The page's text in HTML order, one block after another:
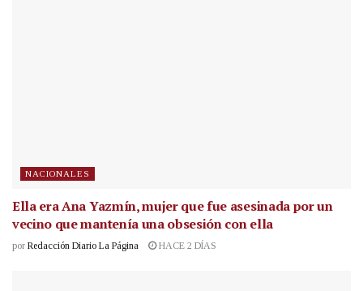
NACIONALES
Ella era Ana Yazmín, mujer que fue asesinada por un
vecino que mantenía una obsesión con ella
por Redacción Diario La Página HACE 2 DÍAS